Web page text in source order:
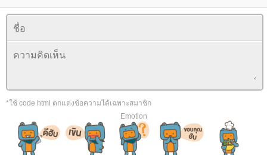
*ใช้ code html ตกแต่งข้อความได้เฉพาะสมาชิก
Emotion